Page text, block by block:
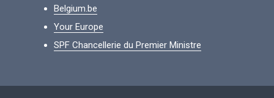
Belgium.be
Your Europe
SPF Chancellerie du Premier Ministre